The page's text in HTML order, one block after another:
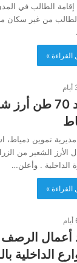
الطالب في
من غير سكان
القراءة »
توريد 70 طن
تموين دمياط،
الأرز الشعير من
الداخلية . وأعلن…
القراءة »
أعمال الرصف
الداخلية